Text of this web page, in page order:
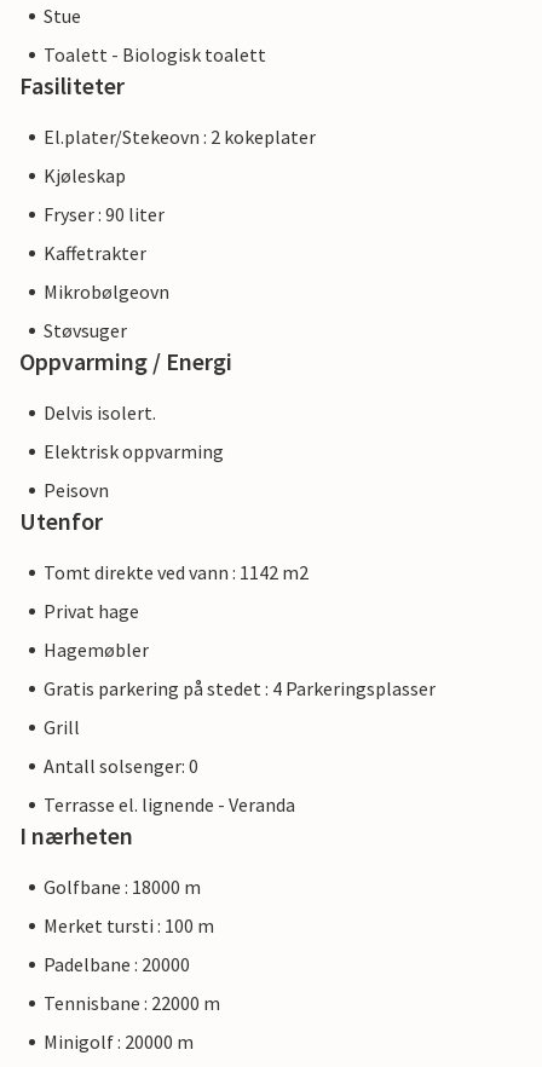
Stue
Toalett - Biologisk toalett
Fasiliteter
El.plater/Stekeovn : 2 kokeplater
Kjøleskap
Fryser : 90 liter
Kaffetrakter
Mikrobølgeovn
Støvsuger
Oppvarming / Energi
Delvis isolert.
Elektrisk oppvarming
Peisovn
Utenfor
Tomt direkte ved vann : 1142 m2
Privat hage
Hagemøbler
Gratis parkering på stedet : 4 Parkeringsplasser
Grill
Antall solsenger: 0
Terrasse el. lignende - Veranda
I nærheten
Golfbane : 18000 m
Merket tursti : 100 m
Padelbane : 20000
Tennisbane : 22000 m
Minigolf : 20000 m